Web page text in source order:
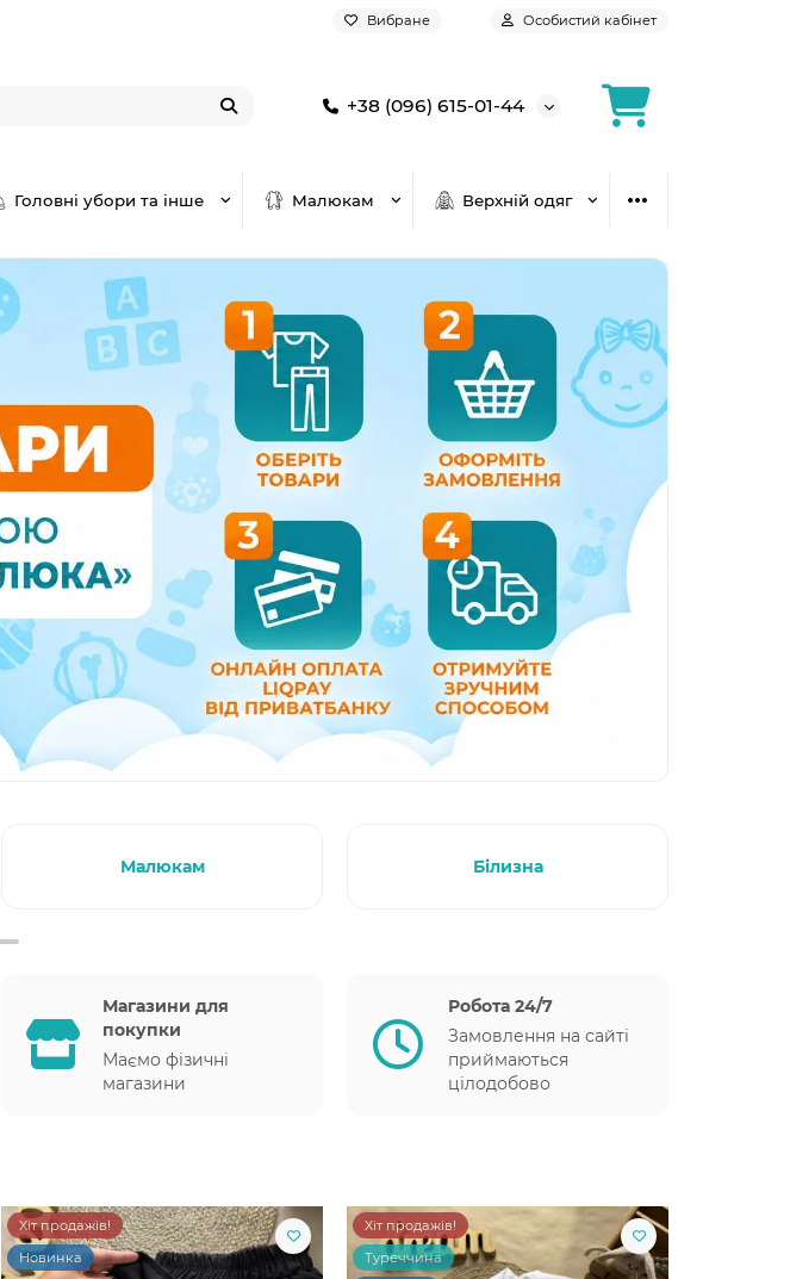
Вибране Особистий кабінет
+38 (096) 615-01-44
Головні убори та інше Малюкам Верхній одяг
Малюкам Білизна
Магазини для
покупки
Маємо фізичні
магазини
Робота 24/7
Замовлення на сайті
приймаються
цілодобово
Хіт продажів!
Новинка
Хіт продажів!
Туреччина